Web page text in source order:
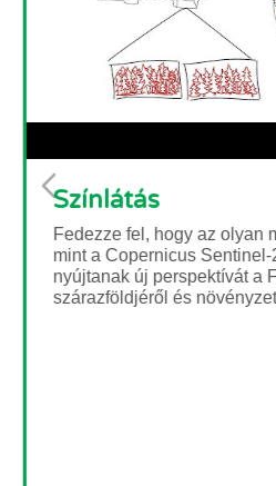
Jó vagy rossz az
antarktiszi
felfedezése
Rövid leírás Ebben a
tevékenységből álló